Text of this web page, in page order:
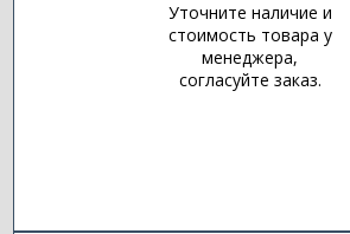
Уточните наличие и
стоимость товара у
менеджера,
согласуйте заказ.